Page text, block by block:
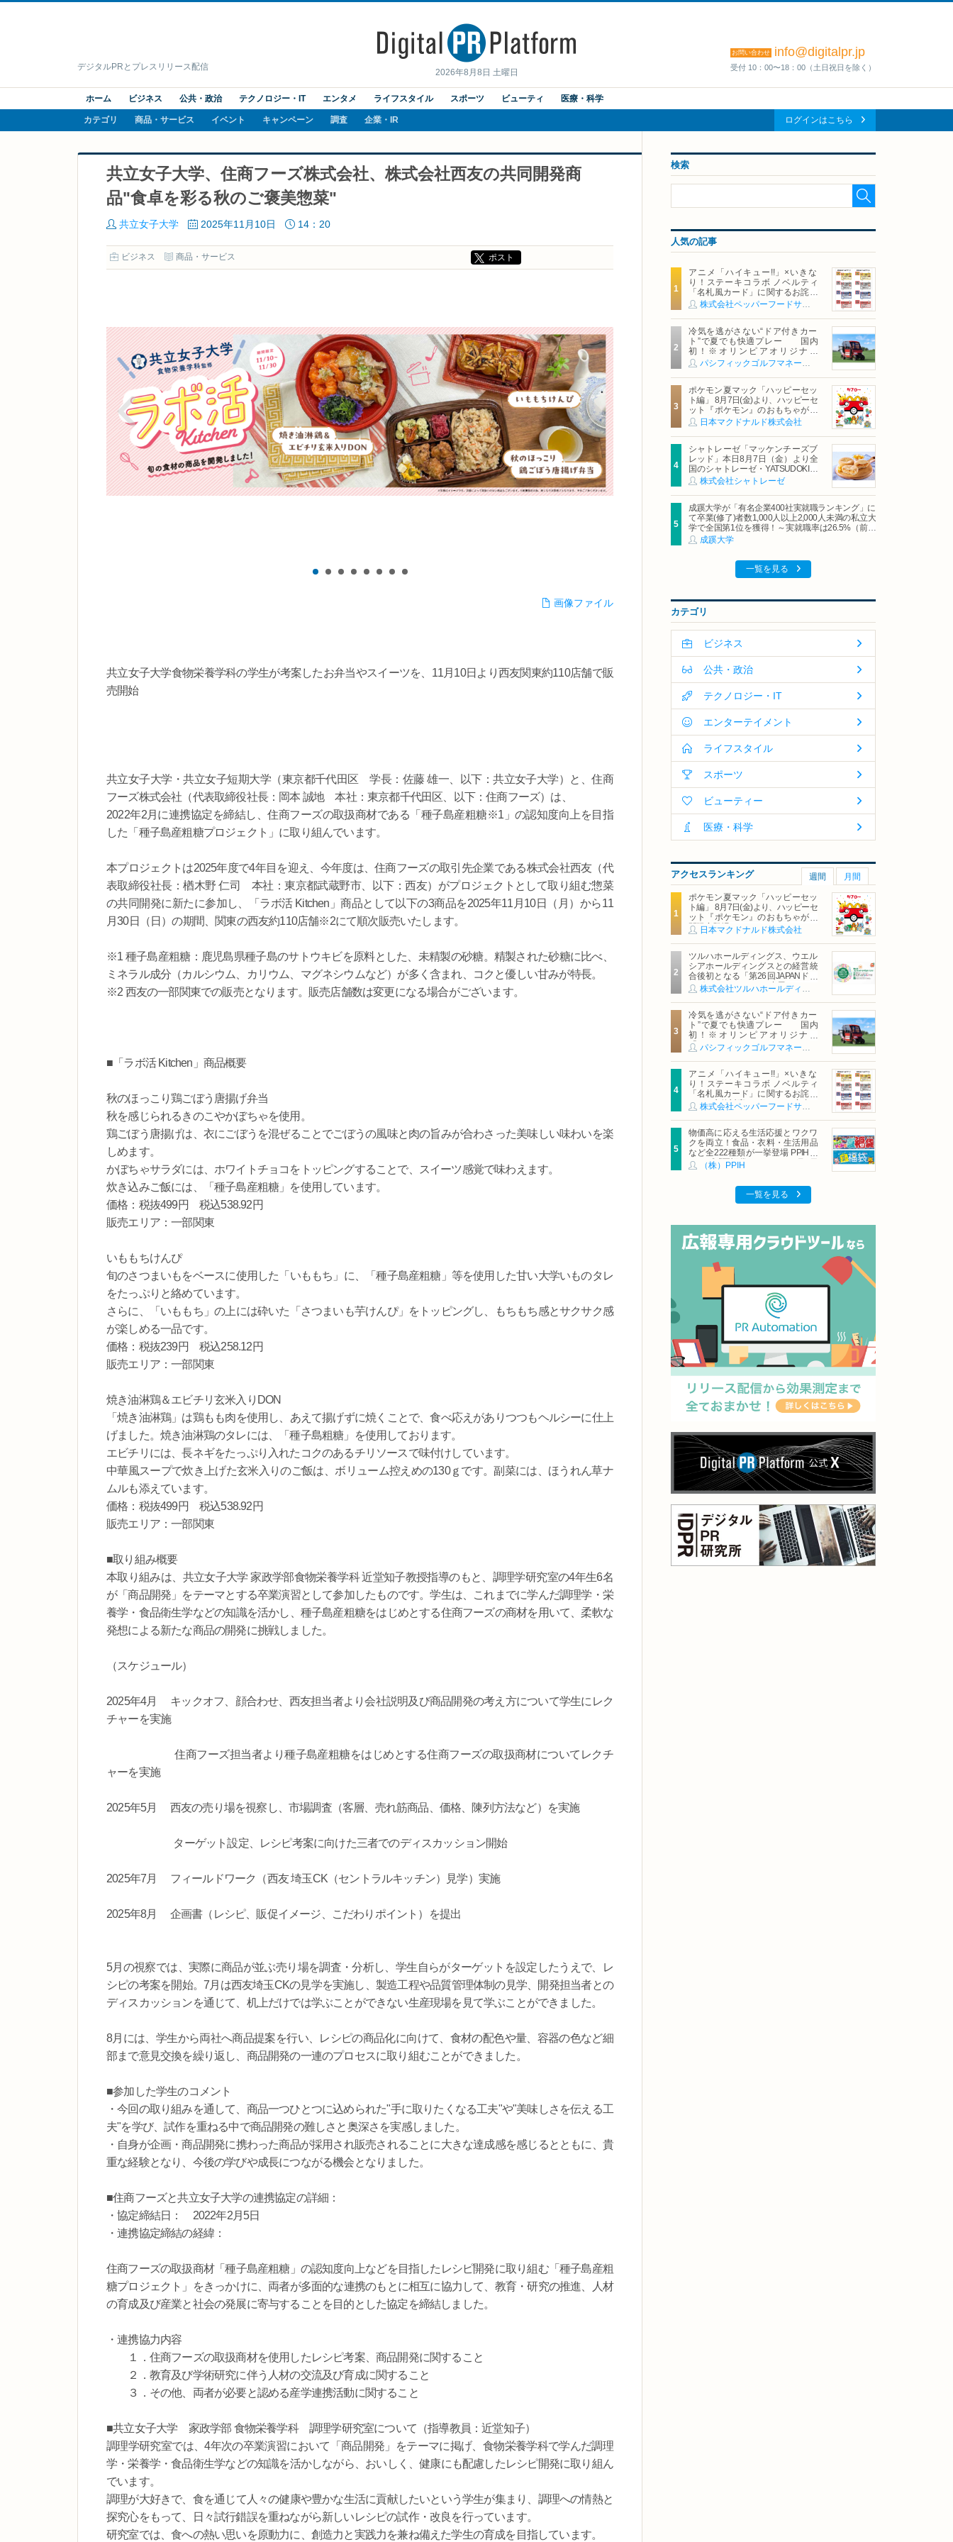
2026年8月8日 土曜日
デジタルPRとプレスリリース配信
お問い合わせ info@digitalpr.jp
受付 10：00〜18：00（土日祝日を除く）
ホーム ビジネス 公共・政治 テクノロジー・IT エンタメ ライフスタイル スポーツ ビューティ 医療・科学
カテゴリ 商品・サービス イベント キャンペーン 調査 企業・IR ログインはこちら
共立女子大学、住商フーズ株式会社、株式会社西友の共同開発商
品"食卓を彩る秋のご褒美惣菜"
共立女子大学 2025年11月10日 14：20
ビジネス 商品・サービス ポスト
画像ファイル
共立女子大学食物栄養学科の学生が考案したお弁当やスイーツを、11月10日より西友関東約110店舗で販
売開始
共立女子大学・共立女子短期大学（東京都千代田区 学長：佐藤 雄一、以下：共立女子大学）と、住商
フーズ株式会社（代表取締役社長：岡本 誠地 本社：東京都千代田区、以下：住商フーズ）は、
2022年2月に連携協定を締結し、住商フーズの取扱商材である「種子島産粗糖※1」の認知度向上を目指
した「種子島産粗糖プロジェクト」に取り組んでいます。
本プロジェクトは2025年度で4年目を迎え、今年度は、住商フーズの取引先企業である株式会社西友（代
表取締役社長：楢木野 仁司 本社：東京都武蔵野市、以下：西友）がプロジェクトとして取り組む惣菜
の共同開発に新たに参加し、「ラボ活 Kitchen」商品として以下の3商品を2025年11月10日（月）から11
月30日（日）の期間、関東の西友約110店舗※2にて順次販売いたします。
※1 種子島産粗糖：鹿児島県種子島のサトウキビを原料とした、未精製の砂糖。精製された砂糖に比べ、
ミネラル成分（カルシウム、カリウム、マグネシウムなど）が多く含まれ、コクと優しい甘みが特長。
※2 西友の一部関東での販売となります。販売店舗数は変更になる場合がございます。
■「ラボ活 Kitchen」商品概要
秋のほっこり鶏ごぼう唐揚げ弁当
秋を感じられるきのこやかぼちゃを使用。
鶏ごぼう唐揚げは、衣にごぼうを混ぜることでごぼうの風味と肉の旨みが合わさった美味しい味わいを楽
しめます。
かぼちゃサラダには、ホワイトチョコをトッピングすることで、スイーツ感覚で味わえます。
炊き込みご飯には、「種子島産粗糖」を使用しています。
価格：税抜499円 税込538.92円
販売エリア：一部関東
いももちけんぴ
旬のさつまいもをベースに使用した「いももち」に、「種子島産粗糖」等を使用した甘い大学いものタレ
をたっぷりと絡めています。
さらに、「いももち」の上には砕いた「さつまいも芋けんぴ」をトッピングし、もちもち感とサクサク感
が楽しめる一品です。
価格：税抜239円 税込258.12円
販売エリア：一部関東
焼き油淋鶏＆エビチリ玄米入りDON
「焼き油淋鶏」は鶏もも肉を使用し、あえて揚げずに焼くことで、食べ応えがありつつもヘルシーに仕上
げました。焼き油淋鶏のタレには、「種子島粗糖」を使用しております。
エビチリには、長ネギをたっぷり入れたコクのあるチリソースで味付けしています。
中華風スープで炊き上げた玄米入りのご飯は、ボリューム控えめの130ｇです。副菜には、ほうれん草ナ
ムルも添えています。
価格：税抜499円 税込538.92円
販売エリア：一部関東
■取り組み概要
本取り組みは、共立女子大学 家政学部食物栄養学科 近堂知子教授指導のもと、調理学研究室の4年生6名
が「商品開発」をテーマとする卒業演習として参加したものです。学生は、これまでに学んだ調理学・栄
養学・食品衛生学などの知識を活かし、種子島産粗糖をはじめとする住商フーズの商材を用いて、柔軟な
発想による新たな商品の開発に挑戦しました。
（スケジュール）
2025年4月 キックオフ、顔合わせ、西友担当者より会社説明及び商品開発の考え方について学生にレク
チャーを実施
住商フーズ担当者より種子島産粗糖をはじめとする住商フーズの取扱商材についてレクチ
ャーを実施
2025年5月 西友の売り場を視察し、市場調査（客層、売れ筋商品、価格、陳列方法など）を実施
ターゲット設定、レシピ考案に向けた三者でのディスカッション開始
2025年7月 フィールドワーク（西友 埼玉CK（セントラルキッチン）見学）実施
2025年8月 企画書（レシピ、販促イメージ、こだわりポイント）を提出
5月の視察では、実際に商品が並ぶ売り場を調査・分析し、学生自らがターゲットを設定したうえで、レ
シピの考案を開始。7月は西友埼玉CKの見学を実施し、製造工程や品質管理体制の見学、開発担当者との
ディスカッションを通じて、机上だけでは学ぶことができない生産現場を見て学ぶことができました。
8月には、学生から両社へ商品提案を行い、レシピの商品化に向けて、食材の配色や量、容器の色など細
部まで意見交換を繰り返し、商品開発の一連のプロセスに取り組むことができました。
■参加した学生のコメント
・今回の取り組みを通して、商品一つひとつに込められた"手に取りたくなる工夫"や"美味しさを伝える工
夫"を学び、試作を重ねる中で商品開発の難しさと奥深さを実感しました。
・自身が企画・商品開発に携わった商品が採用され販売されることに大きな達成感を感じるとともに、貴
重な経験となり、今後の学びや成長につながる機会となりました。
■住商フーズと共立女子大学の連携協定の詳細：
・協定締結日： 2022年2月5日
・連携協定締結の経緯：
住商フーズの取扱商材「種子島産粗糖」の認知度向上などを目指したレシピ開発に取り組む「種子島産粗
糖プロジェクト」をきっかけに、両者が多面的な連携のもとに相互に協力して、教育・研究の推進、人材
の育成及び産業と社会の発展に寄与することを目的とした協定を締結しました。
・連携協力内容
１．住商フーズの取扱商材を使用したレシピ考案、商品開発に関すること
２．教育及び学術研究に伴う人材の交流及び育成に関すること
３．その他、両者が必要と認める産学連携活動に関すること
■共立女子大学 家政学部 食物栄養学科 調理学研究室について（指導教員：近堂知子）
調理学研究室では、4年次の卒業演習において「商品開発」をテーマに掲げ、食物栄養学科で学んだ調理
学・栄養学・食品衛生学などの知識を活かしながら、おいしく、健康にも配慮したレシピ開発に取り組ん
でいます。
調理が大好きで、食を通じて人々の健康や豊かな生活に貢献したいという学生が集まり、調理への情熱と
探究心をもって、日々試行錯誤を重ねながら新しいレシピの試作・改良を行っています。
研究室では、食への熱い思いを原動力に、創造力と実践力を兼ね備えた学生の育成を目指しています。
検索
人気の記事
アニメ「ハイキュー!!」×いきな
り！ステーキコラボ ノベルティ
「名札風カード」に関するお詫び
および交換対応についてのご案内
冷気を逃がさない“ドア付きカー
ト”で夏でも快適プレー 国内
初！※オリンピアオリジナル
「AirCon Cart（エアコンカー
ト）」導入 | ＰＧＭ
ポケモン夏マック「ハッピーセッ
ト編」 8月7日(金)より、ハッピーセ
ット『ポケモン』のおもちゃが期
間限定登場
日本マクドナルド株式会社
シャトレーゼ「マッケンチーズブ
レッド」本日8月7日（金）より全
国のシャトレーゼ・YATSUDOKIで
発売株式会社シャトレーゼ
成蹊大学が「有名企業400社実就職ランキング」に
て卒業(修了)者数1,000人以上2,000人未満の私立大
学で全国第1位を獲得！～実就職率は26.5%（前年
比＋4.3pt）に伸長、東京の私立大学でも10位にラ
ンクイン～
成蹊大学
一覧を見る
カテゴリ
ビジネス
公共・政治
テクノロジー・IT
エンターテイメント
ライフスタイル
スポーツ
ビューティー
医療・科学
アクセスランキング 週間 月間
ポケモン夏マック「ハッピーセッ
ト編」 8月7日(金)より、ハッピーセ
ット『ポケモン』のおもちゃが期
間限定登場
日本マクドナルド株式会社
ツルハホールディングス、ウエル
シアホールディングスとの経営統
合後初となる「第26回JAPANドラ
ッグストアショー」に出展
冷気を逃がさない“ドア付きカー
ト”で夏でも快適プレー 国内
初！※オリンピアオリジナル
「AirCon Cart（エアコンカー
ト）」導入 | ＰＧＭ
アニメ「ハイキュー!!」×いきな
り！ステーキコラボ ノベルティ
「名札風カード」に関するお詫び
および交換対応についてのご案内
物価高に応える生活応援とワクワ
クを両立！食品・衣料・生活用品
など全222種類が一挙登場 PPIHグ
ループ「夏福袋」＆セール 8月6日
(木)より順次スタート
（株）PPIH
一覧を見る